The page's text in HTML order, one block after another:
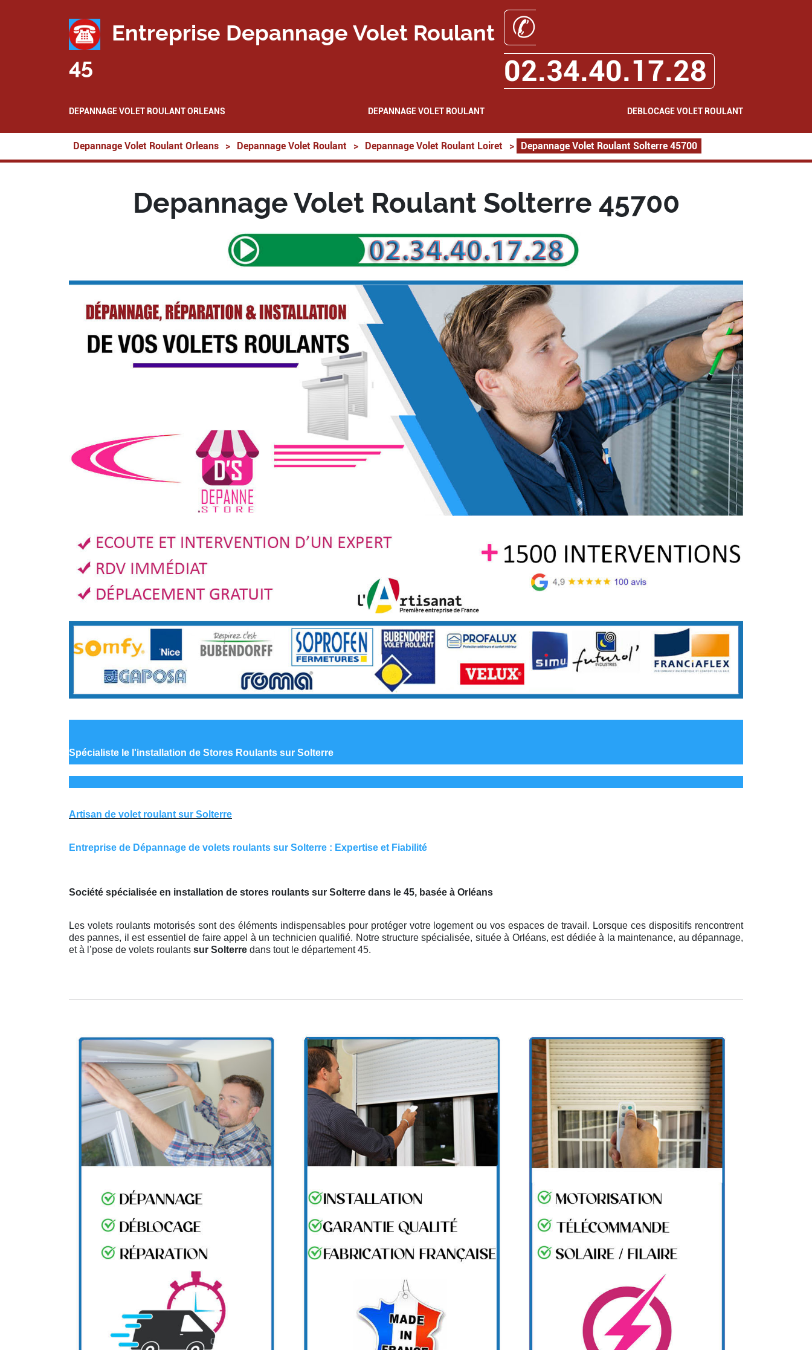
Entreprise Depannage Volet Roulant
45
✆
02.34.40.17.28
DEPANNAGE VOLET ROULANT ORLEANS DEPANNAGE VOLET ROULANT DEBLOCAGE VOLET ROULANT
Depannage Volet Roulant Orleans > Depannage Volet Roulant > Depannage Volet Roulant Loiret > Depannage Volet Roulant Solterre 45700
Depannage Volet Roulant Solterre 45700
Spécialiste le l'installation de Stores Roulants sur Solterre
Artisan de volet roulant sur Solterre
Entreprise de Dépannage de volets roulants sur Solterre : Expertise et Fiabilité
Société spécialisée en installation de stores roulants sur Solterre dans le 45, basée à Orléans
Les volets roulants motorisés sont des éléments indispensables pour protéger votre logement ou vos espaces de travail. Lorsque ces dispositifs rencontrent
des pannes, il est essentiel de faire appel à un technicien qualifié. Notre structure spécialisée, située à Orléans, est dédiée à la maintenance, au dépannage,
et à l’pose de volets roulants sur Solterre dans tout le département 45.